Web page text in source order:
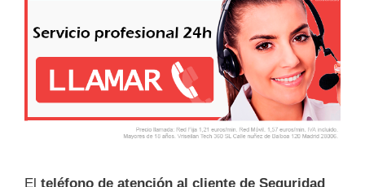
El teléfono de atención al cliente de Seguridad